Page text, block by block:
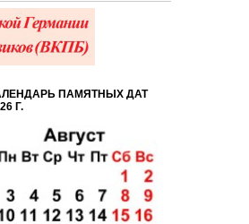
ПАМЯТНЫХ ДАТ
Г.